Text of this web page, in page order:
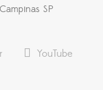
SP
YouTube